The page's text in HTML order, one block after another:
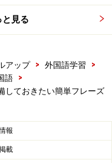
のは、嬉しいことで
のか、韓国に来たのか
ヨ／○○好きです）」
話すだけで十分です
見る
アップ > 外国語学習
>
語
>
しておきたい簡単フレーズ
報
載